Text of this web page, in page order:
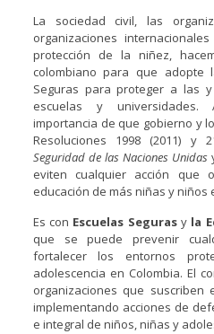
La sociedad civil, las
organizaciones
protección de la niñez,
colombiano para que adopte
Seguras para proteger a las
escuelas y universidades.
importancia de que gobierno y
Resoluciones 1998 (2011) y
Seguridad de las Naciones Unidas
eviten cualquier acción que
educación de más niñas y niños
Es con Escuelas Segurasy la
que se puede prevenir
fortalecer los entornos
adolescencia en Colombia. El
organizaciones que suscriben
implementando acciones de
e integral de niños, niñas y